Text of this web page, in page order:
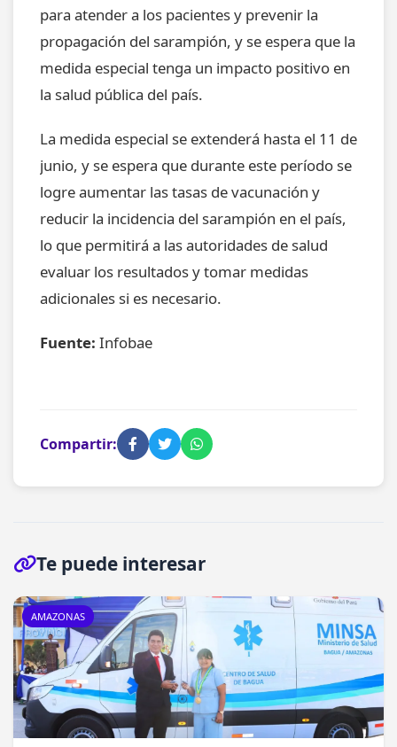
para atender a los pacientes y prevenir la
propagación del sarampión, y se espera que la
medida especial tenga un impacto positivo en
la salud pública del país.
La medida especial se extenderá hasta el 11 de
junio, y se espera que durante este período se
logre aumentar las tasas de vacunación y
reducir la incidencia del sarampión en el país,
lo que permitirá a las autoridades de salud
evaluar los resultados y tomar medidas
adicionales si es necesario.
Fuente: Infobae
Compartir:
Te puede interesar
AMAZONAS